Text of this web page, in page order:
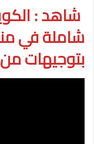
شاهد :
شاملة في
بتوجيهات